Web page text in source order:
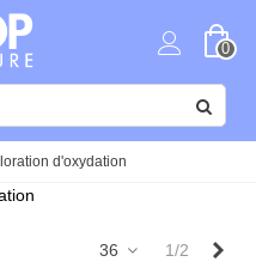
0
d'oxydation
36 1/2